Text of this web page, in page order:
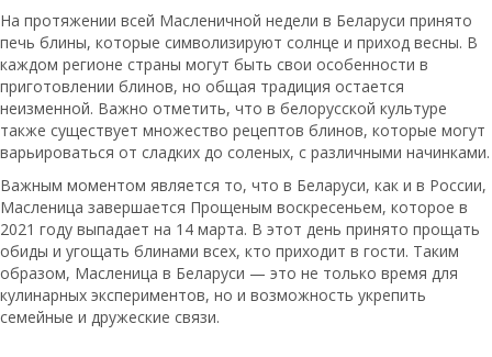
На протяжении всей Масленичной недели в Беларуси принято
печь блины, которые символизируют солнце и приход весны. В
каждом регионе страны могут быть свои особенности в
приготовлении блинов, но общая традиция остается
неизменной. Важно отметить, что в белорусской культуре
также существует множество рецептов блинов, которые могут
варьироваться от сладких до соленых, с различными начинками.
Важным моментом является то, что в Беларуси, как и в России,
Масленица завершается Прощеным воскресеньем, которое в
2021 году выпадает на 14 марта. В этот день принято прощать
обиды и угощать блинами всех, кто приходит в гости. Таким
образом, Масленица в Беларуси — это не только время для
кулинарных экспериментов, но и возможность укрепить
семейные и дружеские связи.